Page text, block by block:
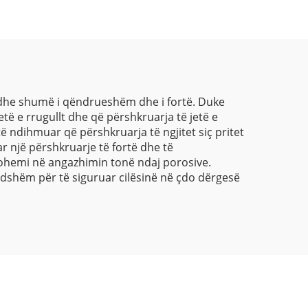
shumë i qëndrueshëm dhe i fortë. Duke
e rrugullt dhe që përshkruarja të jetë e
ndihmuar që përshkruarja të ngjitet siç pritet
një përshkruarje të fortë dhe të
në angazhimin tonë ndaj porosive.
për të siguruar cilësinë në çdo dërgesë